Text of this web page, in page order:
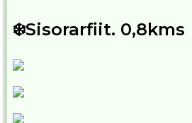
❄️Sisorarfiit. 0,8kms